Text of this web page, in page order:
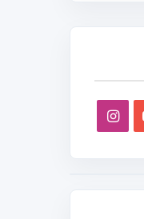
‫YouTubeانستقرام